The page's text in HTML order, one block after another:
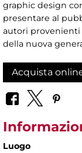
graphic design
presentare al
autori
della nuova
Acquista
Luogo